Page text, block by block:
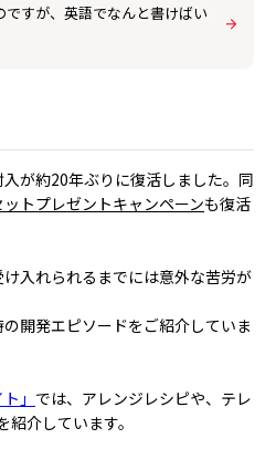
すが、英語でなんと書けばい
が約20年ぶりに復活しました。同
トプレゼントキャンペーンも復活
入れられるまでには意外な苦労が
の開発エピソードをご紹介していま
」 では、アレンジレシピや、テレ
介しています。